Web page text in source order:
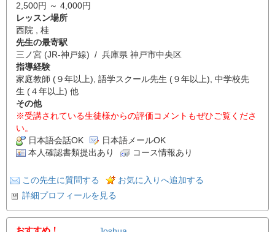
2,500円 ～ 4,000円
レッスン場所
西院 , 桂
先生の最寄駅
三ノ宮 (JR-神戸線) / 兵庫県 神戸市中央区
指導経験
家庭教師 (９年以上), 語学スクール先生 (９年以上), 中学校先
生 (４年以上) 他
その他
※受講されている生徒様からの評価コメントもぜひご覧くださ
い。
日本語会話OK
日本語メールOK
本人確認書類提出あり
コース情報あり
この先生に質問する
お気に入りへ追加する
詳細プロフィールを見る